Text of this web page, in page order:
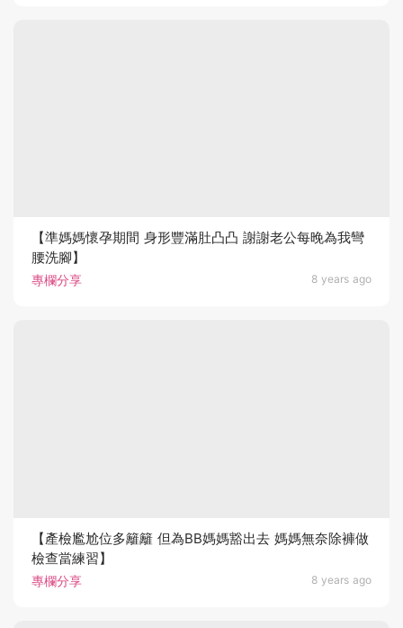
專欄分享 8 years ago
【準媽媽懷孕期間 身形豐滿肚凸凸 謝謝老公每晚為我彎
腰洗腳】
專欄分享 8 years ago
【產檢尷尬位多籬籬 但為BB媽媽豁出去 媽媽無奈除褲做
檢查當練習】